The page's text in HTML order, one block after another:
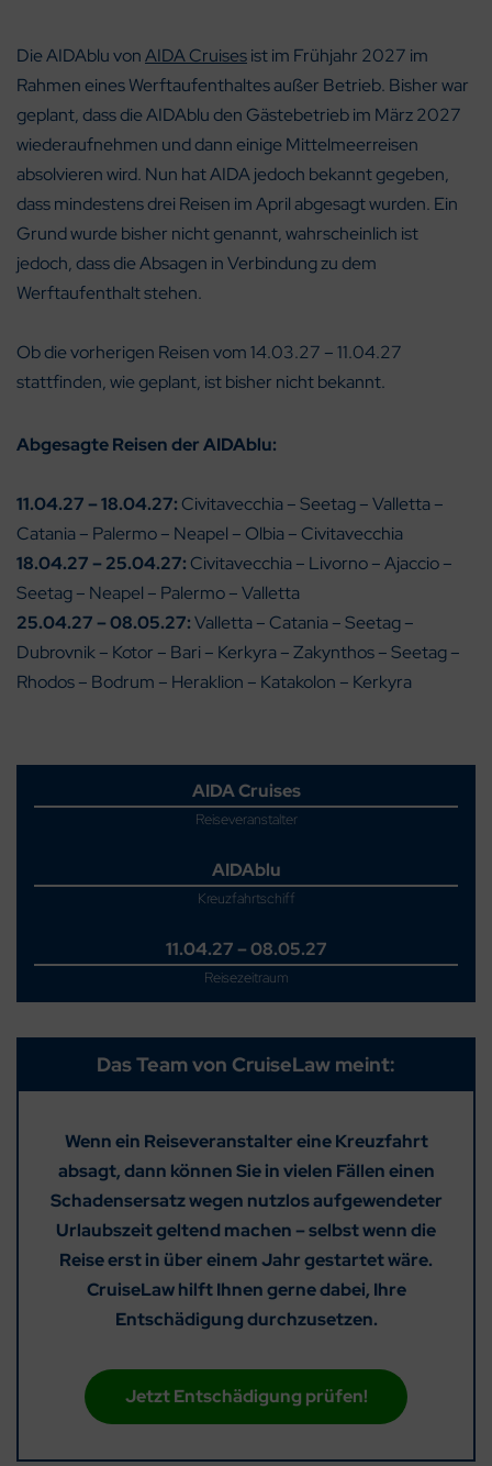
Die AIDAblu vonAIDA Cruisesist im Frühjahr 2027 im
Rahmen eines Werftaufenthaltes außer Betrieb. Bisher war
geplant, dass die AIDAblu den Gästebetrieb im März 2027
wiederaufnehmen und dann einige Mittelmeerreisen
absolvieren wird. Nun hat AIDA jedoch bekannt gegeben,
dass mindestens drei Reisen im April abgesagt wurden. Ein
Grund wurde bisher nicht genannt, wahrscheinlich ist
jedoch, dass die Absagen in Verbindung zu dem
Werftaufenthalt stehen.
Ob die vorherigen Reisen vom 14.03.27 – 11.04.27
stattfinden, wie geplant, ist bisher nicht bekannt.
Abgesagte Reisen der AIDAblu:
11.04.27 – 18.04.27: Civitavecchia – Seetag – Valletta –
Catania – Palermo – Neapel – Olbia – Civitavecchia
18.04.27 – 25.04.27: Civitavecchia – Livorno – Ajaccio –
Seetag – Neapel – Palermo – Valletta
25.04.27 – 08.05.27:Valletta – Catania – Seetag –
Dubrovnik – Kotor – Bari – Kerkyra – Zakynthos – Seetag –
Rhodos – Bodrum – Heraklion – Katakolon – Kerkyra
AIDA Cruises
Reiseveranstalter
AIDAblu
Kreuzfahrtschiff
11.04.27 – 08.05.27
Reisezeitraum
Das Team von CruiseLaw meint:
Wenn ein Reiseveranstalter eine Kreuzfahrt
absagt, dann können Sie in vielen Fällen einen
Schadensersatz wegen nutzlos aufgewendeter
Urlaubszeit geltend machen – selbst wenn die
Reise erst in über einem Jahr gestartet wäre.
CruiseLaw hilft Ihnen gerne dabei, Ihre
Entschädigung durchzusetzen.
Jetzt Entschädigung prüfen!